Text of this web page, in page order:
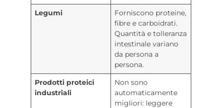
Legumi
Forniscono proteine,
fibre e carboidrati.
Quantità e tolleranza
intestinale variano
da persona a
persona.
Prodotti proteici
industriali
Non sono
automaticamente
migliori: leggere